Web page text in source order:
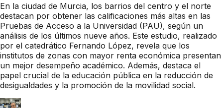
En la ciudad de Murcia, los barrios del centro y el norte
destacan por obtener las calificaciones más altas en las
Pruebas de Acceso a la Universidad (PAU), según un
análisis de los últimos nueve años. Este estudio, realizado
por el catedrático Fernando López, revela que los
institutos de zonas con mayor renta económica presentan
un mejor desempeño académico. Además, destaca el
papel crucial de la educación pública en la reducción de
desigualdades y la promoción de la movilidad social.